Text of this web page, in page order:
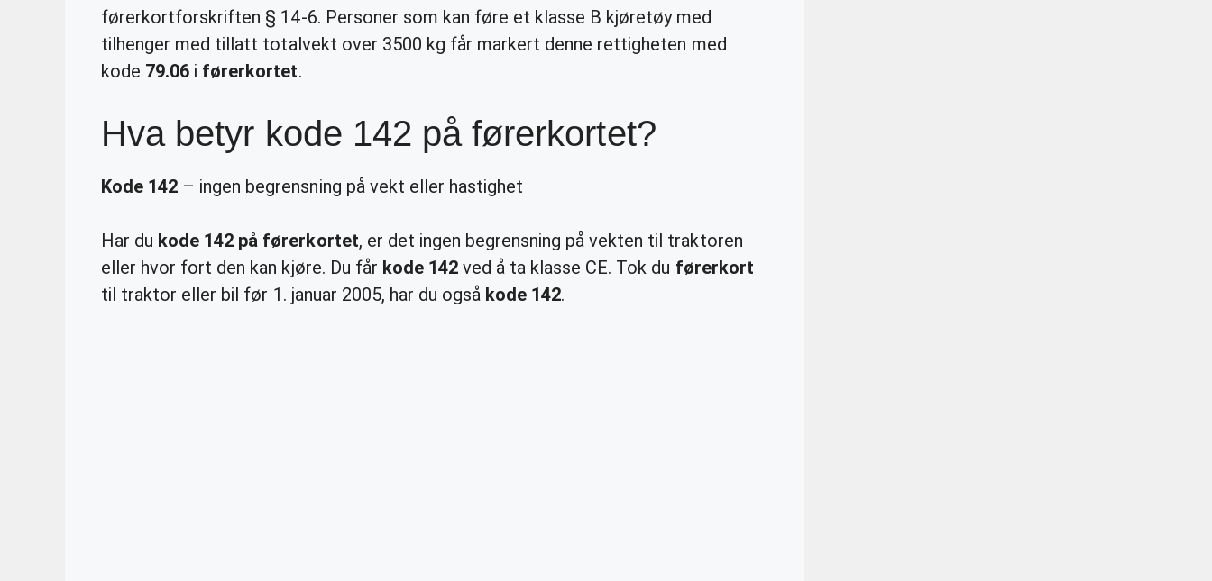
førerkortforskriften § 14-6. Personer som kan føre et klasse B kjøretøy med
tilhenger med tillatt totalvekt over 3500 kg får markert denne rettigheten med
kode 79.06 i førerkortet.
Hva betyr kode 142 på førerkortet?
Kode 142 – ingen begrensning på vekt eller hastighet
Har du kode 142 på førerkortet, er det ingen begrensning på vekten til traktoren
eller hvor fort den kan kjøre. Du får kode 142ved å ta klasse CE. Tok du førerkort
til traktor eller bil før 1. januar 2005, har du også kode 142.